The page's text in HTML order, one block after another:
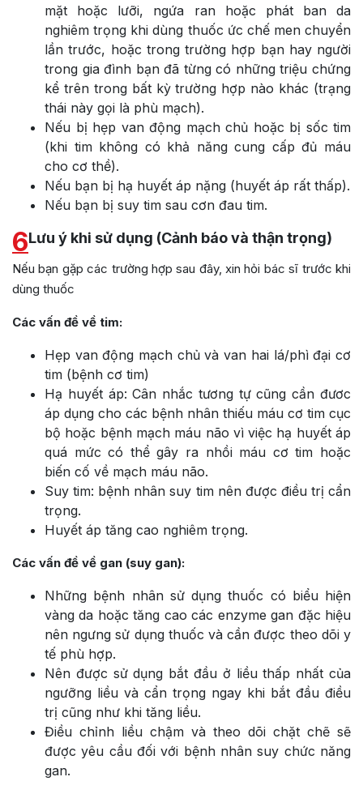
mặt hoặc lưỡi, ngứa ran hoặc phát ban da
nghiêm trọng khi dùng thuốc ức chế men chuyển
lần trước, hoặc trong trường hợp bạn hay người
trong gia đình bạn đã từng có những triệu chứng
kể trên trong bất kỳ trường hợp nào khác (trạng
thái này gọi là phù mạch).
Nếu bị hẹp van động mạch chủ hoặc bị sốc tim
(khi tim không có khả năng cung cấp đủ máu
cho cơ thề).
Nếu bạn bị hạ huyết áp nặng (huyết áp rất thấp).
Nếu bạn bị suy tim sau cơn đau tim.
6Lưu ý khi sử dụng (Cảnh báo và thận trọng)
Nếu bạn gặp các trường hợp sau đây, xin hỏi bác sĩ trước khi
dùng thuốc
Các vấn đề về tim:
Hẹp van động mạch chủ và van hai lá/phì đại cơ
tim (bệnh cơ tim)
Hạ huyết áp: Cân nhắc tương tự cũng cần đươc
áp dụng cho các bệnh nhân thiếu máu cơ tim cục
bộ hoặc bệnh mạch máu não vì việc hạ huyết áp
quá mức có thể gây ra nhồi máu cơ tim hoặc
biến cố về mạch máu não.
Suy tim: bệnh nhân suy tim nên được điều trị cẩn
trọng.
Huyết áp tăng cao nghiêm trọng.
Các vấn đề về gan (suy gan):
Những bệnh nhân sử dụng thuốc có biểu hiện
vàng da hoặc tăng cao các enzyme gan đặc hiệu
nên ngưng sử dụng thuốc và cần được theo dõi y
tế phù hợp.
Nên được sử dụng bắt đầu ở liều thấp nhất của
ngưỡng liều và cẩn trọng ngay khi bắt đầu điều
trị cũng như khi tăng liều.
Điều chỉnh liều chậm và theo dõi chặt chẽ sẽ
được yêu cầu đối với bệnh nhân suy chức năng
gan.